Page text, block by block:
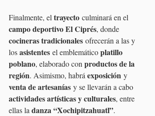
Finalmente, el trayecto culminará en el
campo deportivo El Ciprés, donde
cocineras tradicionales ofrecerán a las y
los asistentes el emblemático platillo
poblano, elaborado con productos de la
región. Asimismo, habrá exposición y
venta de artesanías y se llevarán a cabo
actividades artísticas y culturales, entre
ellas la danza “Xochipitzahuatl”.